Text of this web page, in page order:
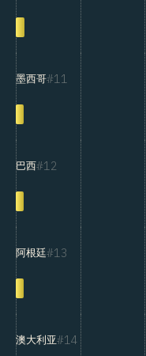
11
墨西哥
12
巴西
13
阿根廷
14
澳大利亚